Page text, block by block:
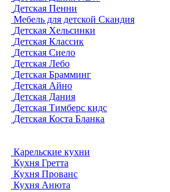
Детская Пенни
Мебель для детской Скандия
Детская Хельсинки
Детская Классик
Детская Сиело
Детская Лебо
Детская Брамминг
Детская Айно
Детская Дания
Детская Тимберс кидс
Детская Коста Бланка
Карельские кухни
Кухня Гретта
Кухня Прованс
Кухня Анюта